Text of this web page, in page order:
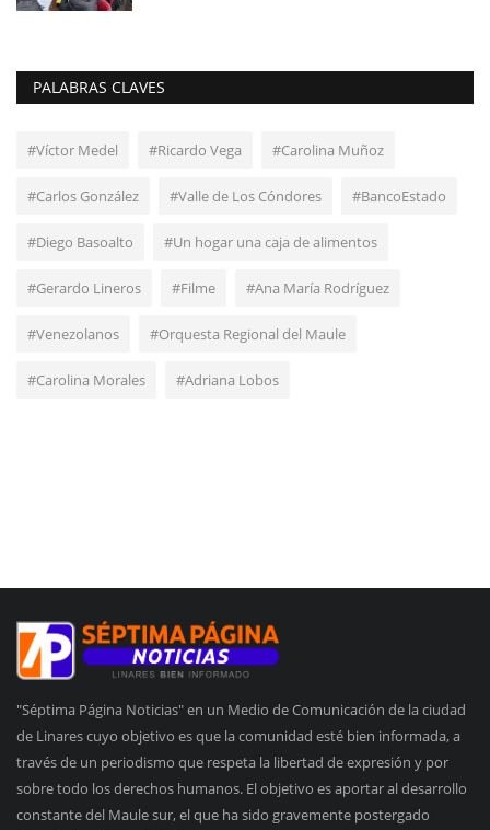
PALABRAS CLAVES
#Víctor Medel #Ricardo Vega #Carolina Muñoz
#Carlos González #Valle de Los Cóndores #BancoEstado
#Diego Basoalto #Un hogar una caja de alimentos
#Gerardo Lineros #Filme #Ana María Rodríguez
#Venezolanos #Orquesta Regional del Maule
#Carolina Morales #Adriana Lobos
"Séptima Página Noticias" en un Medio de Comunicación de la ciudad
de Linares cuyo objetivo es que la comunidad esté bien informada, a
través de un periodismo que respeta la libertad de expresión y por
sobre todo los derechos humanos. El objetivo es aportar al desarrollo
constante del Maule sur, el que ha sido gravemente postergado